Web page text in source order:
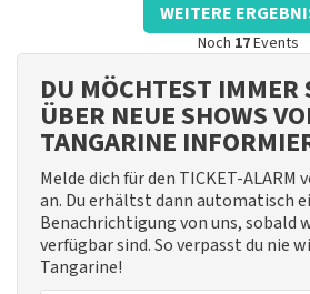
WEITERE
Noch 17Events
DU MÖCHTEST IMMER
ÜBER NEUE SHOWS
TANGARINE
Melde dich für den TICKET-ALARM
an. Du erhältst dann automatisch
Benachrichtigung von uns, sobald
verfügbar sind. So verpasst du nie
Tangarine!